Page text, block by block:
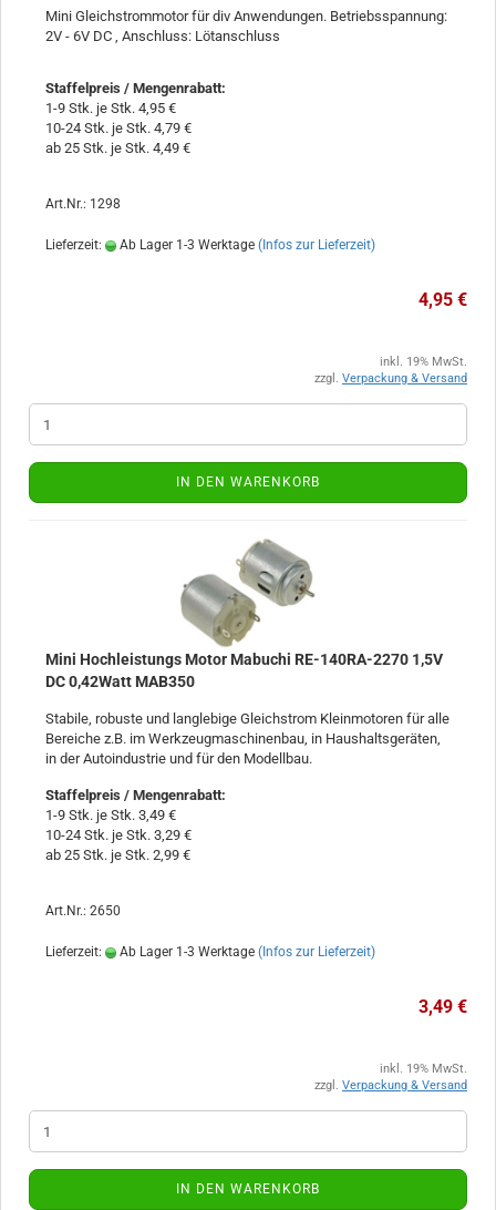
Mini Gleichstrommotor für div Anwendungen. Betriebsspannung:
2V - 6V DC , Anschluss: Lötanschluss
Staffelpreis / Mengenrabatt:
1-9 Stk. je Stk. 4,95 €
10-24 Stk. je Stk. 4,79 €
ab 25 Stk. je Stk. 4,49 €
Art.Nr.: 1298
Lieferzeit: Ab Lager 1-3 Werktage (Infos zur Lieferzeit)
4,95 €
inkl. 19% MwSt.
zzgl. Verpackung & Versand
IN DEN WARENKORB
Mini Hochleistungs Motor Mabuchi RE-140RA-2270 1,5V
DC 0,42Watt MAB350
Stabile, robuste und langlebige Gleichstrom Kleinmotoren für alle
Bereiche z.B. im Werkzeugmaschinenbau, in Haushaltsgeräten,
in der Autoindustrie und für den Modellbau.
Staffelpreis / Mengenrabatt:
1-9 Stk. je Stk. 3,49 €
10-24 Stk. je Stk. 3,29 €
ab 25 Stk. je Stk. 2,99 €
Art.Nr.: 2650
Lieferzeit: Ab Lager 1-3 Werktage (Infos zur Lieferzeit)
3,49 €
inkl. 19% MwSt.
zzgl. Verpackung & Versand
IN DEN WARENKORB